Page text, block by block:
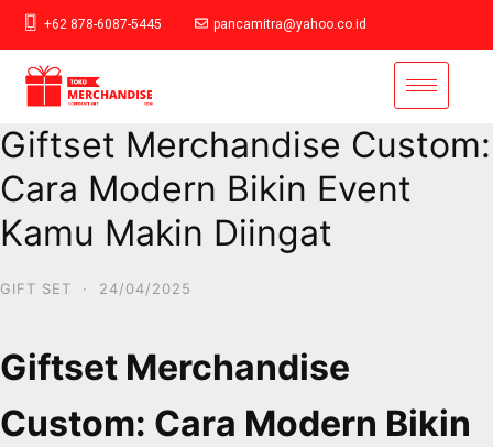
+62 878-6087-5445 pancamitra@yahoo.co.id
Giftset Merchandise Custom:
Cara Modern Bikin Event
Kamu Makin Diingat
GIFT SET · 24/04/2025
Giftset Merchandise
Custom: Cara Modern Bikin